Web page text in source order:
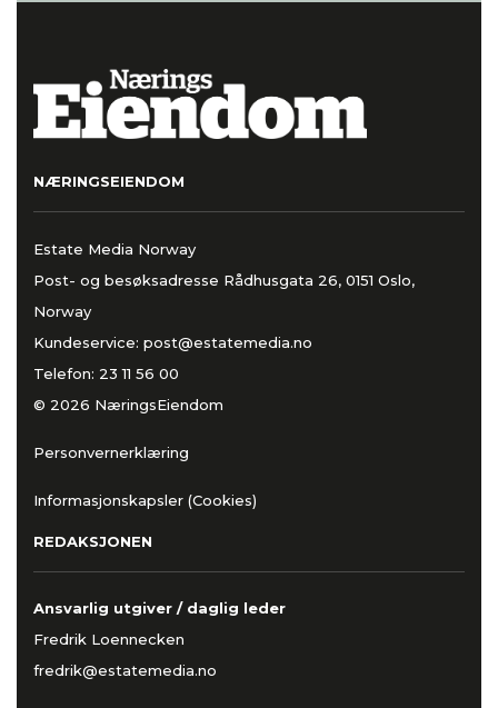
NÆRINGSEIENDOM
Estate Media Norway
Post- og besøksadresse Rådhusgata 26, 0151 Oslo,
Norway
Kundeservice: post@estatemedia.no
Telefon: 23 11 56 00
© 2026 NæringsEiendom
Personvernerklæring
Informasjonskapsler (Cookies)
REDAKSJONEN
Ansvarlig utgiver / daglig leder
Fredrik Loennecken
fredrik@estatemedia.no